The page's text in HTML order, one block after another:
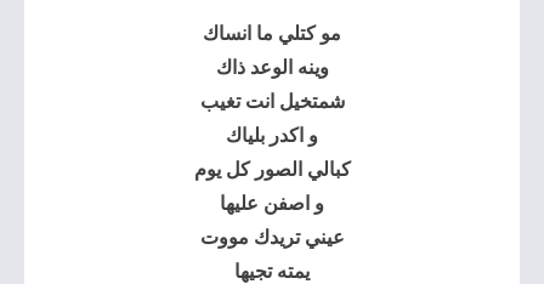
مو كتلي ما انساك
وينه الوعد ذاك
شمتخيل انت تغيب
و اكدر بلياك
كبالي الصور كل يوم
و اصفن عليها
عيني تريدك مووت
يمته تجيها